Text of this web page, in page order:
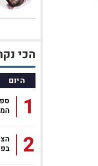
הכי
היום
1
2